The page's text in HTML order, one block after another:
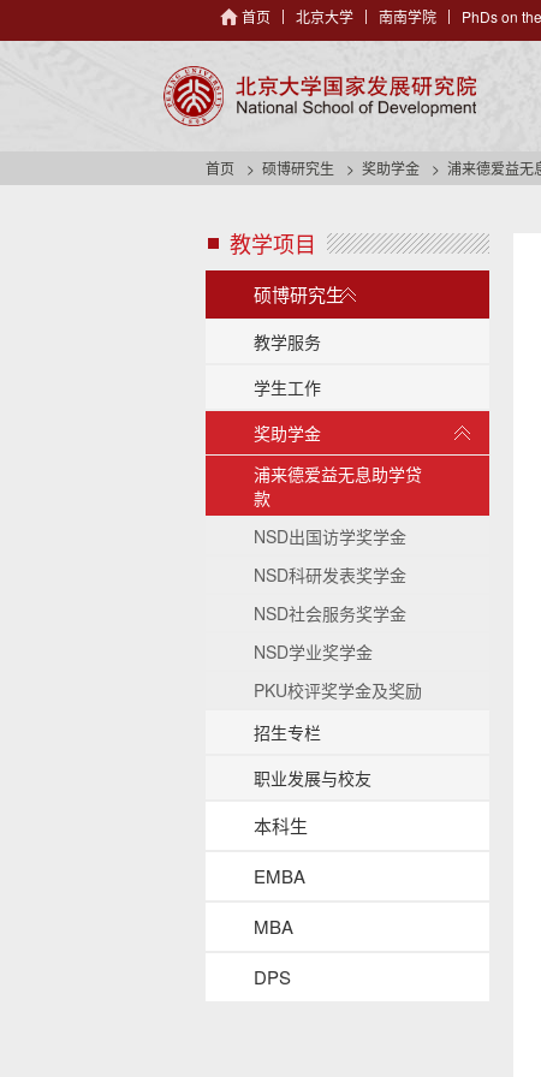
首页 北京大学 南南学院 PhDs on
首页 硕博研究生 奖助学金 浦来德爱益无
教学项目 s
i
d
e
h
a
d
r
a
c
k
g
r
o
d
硕博研究生
开
教学服务
学生工作
奖助学金
展
浦来德爱益无息助学贷
款
NSD出国访学奖学金
NSD科研发表奖学金
NSD社会服务奖学金
NSD学业奖学金
PKU校评奖学金及奖励
招生专栏
职业发展与校友
本科生
EMBA
MBA
DPS